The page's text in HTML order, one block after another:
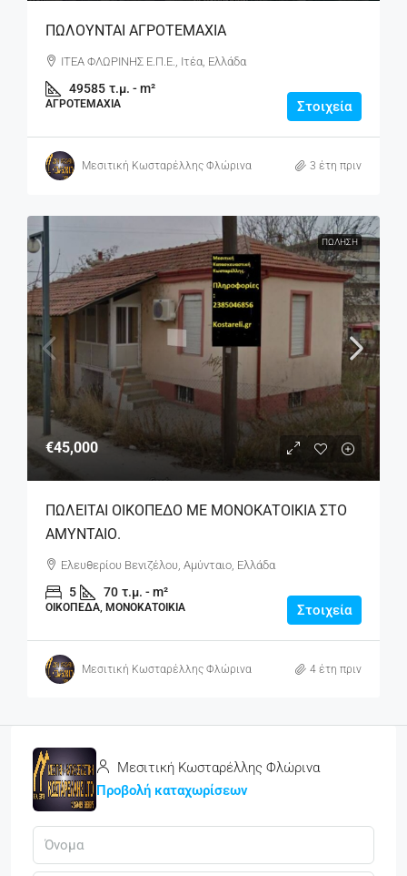
ΠΩΛΟΥΝΤΑΙ ΑΓΡΟΤΕΜΑΧΙΑ
ΙΤΕΑ ΦΛΩΡΙΝΗΣ Ε.Π.Ε., Ιτέα, Ελλάδα
49585 τ.μ. - m²
ΑΓΡΟΤΕΜΆΧΙΑ Στοιχεία
Μεσιτική Κωσταρέλλης Φλώρινα 3 έτη πριν
ΠΏΛΗΣΗ
€45,000
ΠΩΛΕΙΤΑΙ ΟΙΚΟΠΕΔΟ ΜΕ ΜΟΝΟΚΑΤΟΙΚΙΑ ΣΤΟ
ΑΜΥΝΤΑΙΟ.
Ελευθερίου Βενιζέλου, Αμύνταιο, Ελλάδα
5 70 τ.μ. - m²
ΟΙΚΌΠΕΔΑ, ΜΟΝΟΚΑΤΟΙΚΊΑ Στοιχεία
Μεσιτική Κωσταρέλλης Φλώρινα 4 έτη πριν
Μεσιτική Κωσταρέλλης Φλώρινα
Προβολή καταχωρίσεων